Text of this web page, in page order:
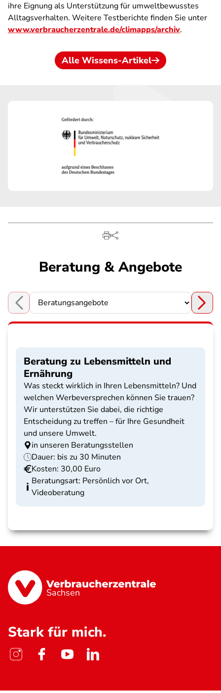
ihre Eignung als Unterstützung für umweltbewusstes
Alltagsverhalten. Weitere Testberichte finden Sie unter
www.verbraucherzentrale.de/climapps/archiv.
Alle Wissens-Artikel
Beratung & Angebote
Choose a section
Beratung zu Lebensmitteln und
Ernährung
Was steckt wirklich in Ihren Lebensmitteln? Und
welchen Werbeversprechen können Sie trauen?
Wir unterstützen Sie dabei, die richtige
Entscheidung zu treffen – für Ihre Gesundheit
und unsere Umwelt.
in unseren Beratungsstellen
Dauer: bis zu 30 Minuten
Kosten: 30,00 Euro
Beratungsart: Persönlich vor Ort,
Videoberatung
Sachsen
Stark für mich.